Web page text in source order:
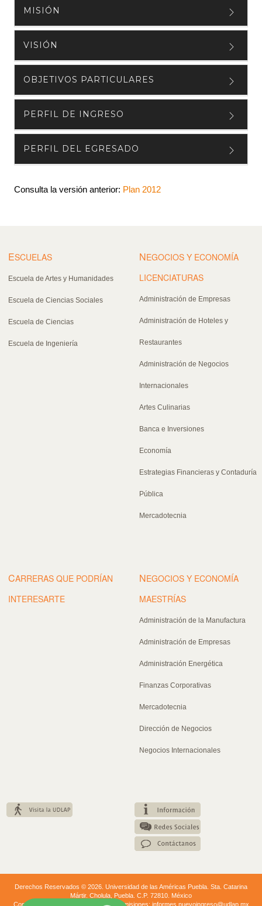
MISIÓN
VISIÓN
OBJETIVOS PARTICULARES
PERFIL DE INGRESO
PERFIL DEL EGRESADO
Consulta la versión anterior: Plan 2012
ESCUELAS
Escuela de Artes y Humanidades
Escuela de Ciencias Sociales
Escuela de Ciencias
Escuela de Ingeniería
NEGOCIOS Y ECONOMÍA
LICENCIATURAS
Administración de Empresas
Administración de Hoteles y
Restaurantes
Administración de Negocios
Internacionales
Artes Culinarias
Banca e Inversiones
Economía
Estrategias Financieras y Contaduría
Pública
Mercadotecnia
CARRERAS QUE PODRÍAN
INTERESARTE
NEGOCIOS Y ECONOMÍA
MAESTRÍAS
Administración de la Manufactura
Administración de Empresas
Administración Energética
Finanzas Corporativas
Mercadotecnia
Dirección de Negocios
Negocios Internacionales
Derechos Reservados © 2026. Universidad de las Américas Puebla. Sta. Catarina
Mártir. Cholula, Puebla. C.P. 72810. México
Conmutador: +52 (222) 229 20 00. | Admisiones: informes.nuevoingreso@udlap.mx